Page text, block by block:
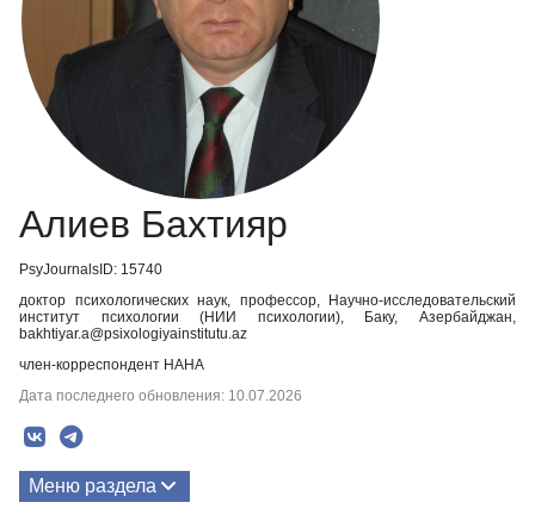
Алиев Бахтияр
PsyJournalsID: 15740
доктор психологических наук, профессор, Научно-исследовательский
институт психологии (НИИ психологии), Баку, Азербайджан,
bakhtiyar.a@psixologiyainstitutu.az
член-корреспондент НАНА
Дата последнего обновления: 10.07.2026
Меню раздела